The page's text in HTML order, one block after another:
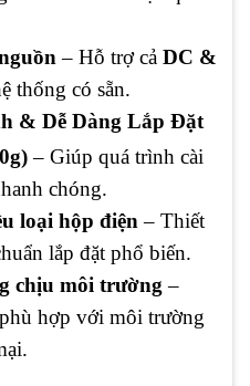
– Hỗ trợ cả DC &
thống có sẵn.
& Dễ Dàng Lắp Đặt
– Giúp quá trình cài
chóng.
loại hộp điện – Thiết
lắp đặt phổ biến.
chịu môi trường –
hợp với môi trường